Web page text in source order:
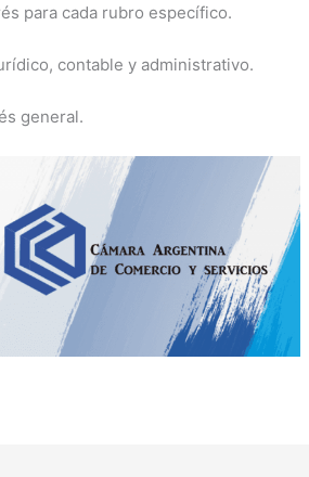
para cada rubro específico.
contable y administrativo.
general.